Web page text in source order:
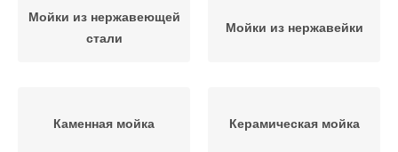
Мойки из нержавеющей
стали
Мойки из нержавейки
Каменная мойка Керамическая мойка